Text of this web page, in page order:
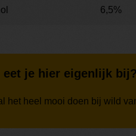
6,5%
eet je hier eigenlijk bij?
het heel mooi doen bij wild